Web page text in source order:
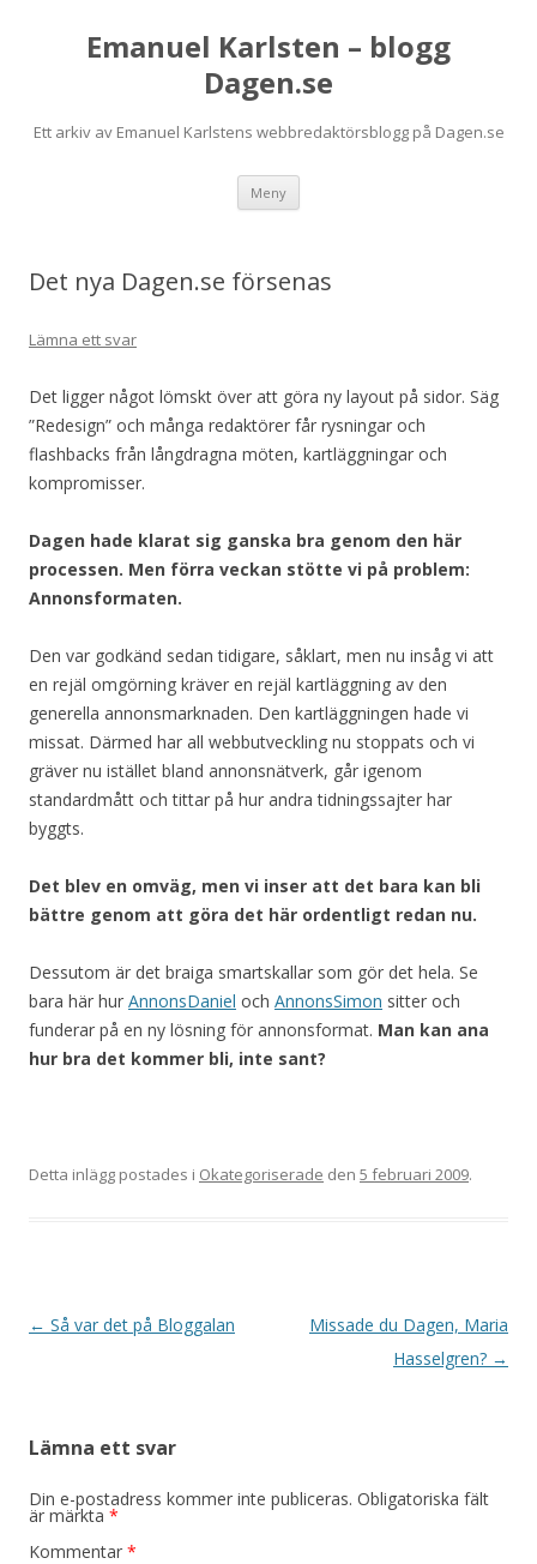
Emanuel Karlsten – blogg
Dagen.se
Ett arkiv av Emanuel Karlstens webbredaktörsblogg på Dagen.se
Meny
Det nya Dagen.se försenas
Lämna ett svar
Det ligger något lömskt över att göra ny layout på sidor. Säg
”Redesign” och många redaktörer får rysningar och
flashbacks från långdragna möten, kartläggningar och
kompromisser.
Dagen hade klarat sig ganska bra genom den här
processen. Men förra veckan stötte vi på problem:
Annonsformaten.
Den var godkänd sedan tidigare, såklart, men nu insåg vi att
en rejäl omgörning kräver en rejäl kartläggning av den
generella annonsmarknaden. Den kartläggningen hade vi
missat. Därmed har all webbutveckling nu stoppats och vi
gräver nu istället bland annonsnätverk, går igenom
standardmått och tittar på hur andra tidningssajter har
byggts.
Det blev en omväg, men vi inser att det bara kan bli
bättre genom att göra det här ordentligt redan nu.
Dessutom är det braiga smartskallar som gör det hela. Se
bara här hur AnnonsDaniel och AnnonsSimon sitter och
funderar på en ny lösning för annonsformat. Man kan ana
hur bra det kommer bli, inte sant?
Detta inlägg postades i Okategoriserade den 5 februari 2009.
Inläggsnavigering
← Så var det på Bloggalan
Missade du Dagen, Maria
Hasselgren? →
Lämna ett svar
Din e-postadress kommer inte publiceras. Obligatoriska fält
är märkta *
Kommentar *